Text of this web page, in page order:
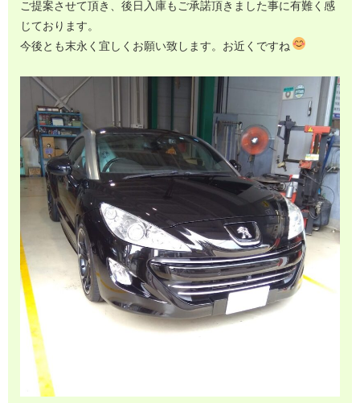
ご提案させて頂き、後日入庫もご承諾頂きました事に有難く感
じております。
今後とも末永く宜しくお願い致します。お近くですね